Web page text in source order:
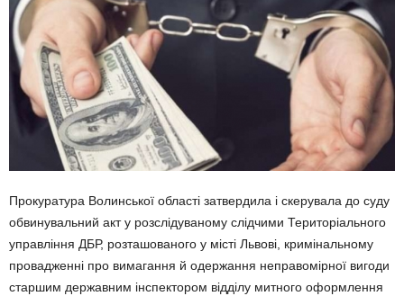
Прокуратура Волинської області затвердила і скерувала до суду
обвинувальний акт у розслідуваному слідчими Територіального
управління ДБР, розташованого у місті Львові, кримінальному
провадженні про вимагання й одержання неправомірної вигоди
старшим державним інспектором відділу митного оформлення